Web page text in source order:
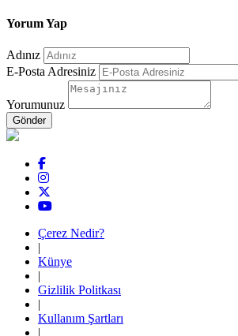
Yorum Yap
Adınız
E-Posta Adresiniz
Yorumunuz
Çerez Nedir?
|
Künye
|
Gizlilik Politkası
|
Kullanım Şartları
|